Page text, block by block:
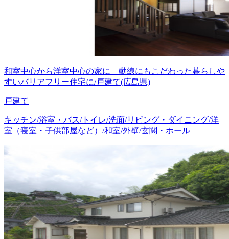
和室中心から洋室中心の家に 動線にもこだわった暮らしや
すいバリアフリー住宅に/戸建て(広島県)
戸建て
キッチン/浴室・バス/トイレ/洗面/リビング・ダイニング/洋
室（寝室・子供部屋など）/和室/外壁/玄関・ホール